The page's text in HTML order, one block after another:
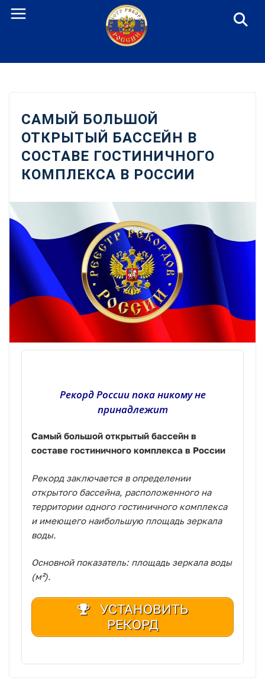
Перейти
САМЫЙ БОЛЬШОЙ
ОТКРЫТЫЙ БАССЕЙН В
СОСТАВЕ ГОСТИНИЧНОГО
КОМПЛЕКСА В РОССИИ
Рекорд России пока никому не
принадлежит
Самый большой открытый бассейн в
составе гостиничного комплекса в России
Рекорд заключается в определении
открытого бассейна, расположенного на
территории одного гостиничного комплекса
и имеющего наибольшую площадь зеркала
воды.
Основной показатель: площадь зеркала воды
(м²).
УСТАНОВИТЬ
РЕКОРД